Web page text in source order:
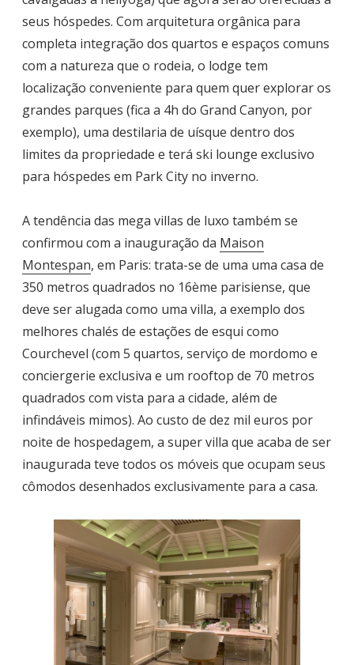
seus hóspedes. Com arquitetura orgânica para
completa integração dos quartos e espaços comuns
com a natureza que o rodeia, o lodge tem
localização conveniente para quem quer explorar os
grandes parques (fica a 4h do Grand Canyon, por
exemplo), uma destilaria de uísque dentro dos
limites da propriedade e terá ski lounge exclusivo
para hóspedes em Park City no inverno.
A tendência das mega villas de luxo também se
confirmou com a inauguração da Maison
Montespan, em Paris: trata-se de uma uma casa de
350 metros quadrados no 16ème parisiense, que
deve ser alugada como uma villa, a exemplo dos
melhores chalés de estações de esqui como
Courchevel (com 5 quartos, serviço de mordomo e
conciergerie exclusiva e um rooftop de 70 metros
quadrados com vista para a cidade, além de
infindáveis mimos). Ao custo de dez mil euros por
noite de hospedagem, a super villa que acaba de ser
inaugurada teve todos os móveis que ocupam seus
cômodos desenhados exclusivamente para a casa.